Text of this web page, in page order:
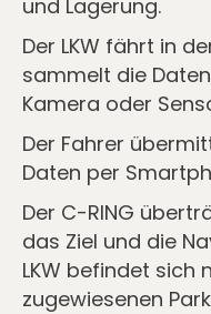
und Lagerung.
Der LKW fährt in
sammelt die
Kamera oder
Der Fahrer
Daten per
Der C-RING
das Ziel und die
LKW befindet sich
zugewiesenen